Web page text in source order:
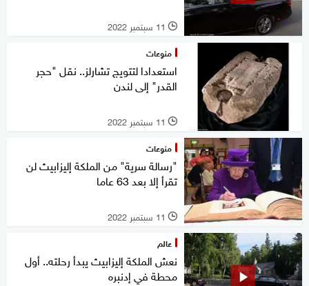
l 11 سبتمبر 2022
منوعات
استعدادا لتتويج تشارلز.. نقل "حجر
القدر" إلى لندن
l 11 سبتمبر 2022
منوعات
"رسالة سرية" من الملكة إليزابيث لن
تقرأ إلا بعد 63 عاما
l 11 سبتمبر 2022
عالم
نعش الملكة إليزابيث يبدأ رحلته.. أول
محطة في إدنبره